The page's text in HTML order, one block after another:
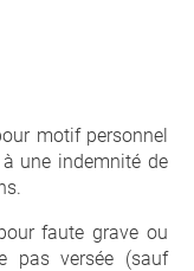
motif personnel
une indemnité de
faute grave ou
pas versée (sauf